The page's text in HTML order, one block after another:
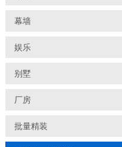
幕墙
娱乐
别墅
厂房
批量精装